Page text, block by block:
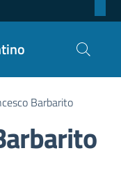
Barbarito
pubblica